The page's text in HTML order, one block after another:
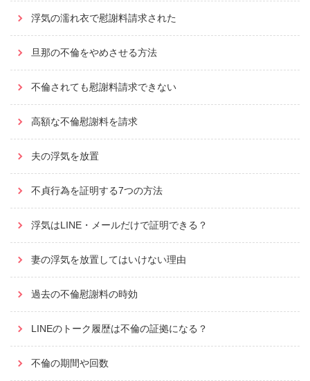
浮気の濡れ衣で慰謝料請求された
旦那の不倫をやめさせる方法
不倫されても慰謝料請求できない
高額な不倫慰謝料を請求
夫の浮気を放置
不貞行為を証明する7つの方法
浮気はLINE・メールだけで証明できる？
妻の浮気を放置してはいけない理由
過去の不倫慰謝料の時効
LINEのトーク履歴は不倫の証拠になる？
不倫の期間や回数